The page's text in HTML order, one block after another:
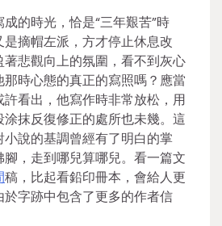
成的時光，恰是“三年艱苦”時
摘帽左派，方才停止休息改
悲觀向上的氛圍，看不到灰心
時心態的真正的寫照嗎？應當
看出，他寫作時非常放松，用
抹反復修正的處所也未幾。這
說的基調曾經有了明白的掌
，走到哪兒算哪兒。看一篇文
稿，比起看鉛印冊本，會給人更
字跡中包含了更多的作者信